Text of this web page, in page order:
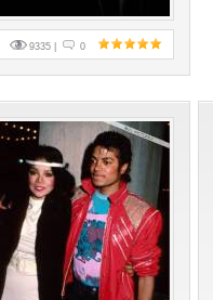
9335 | 0